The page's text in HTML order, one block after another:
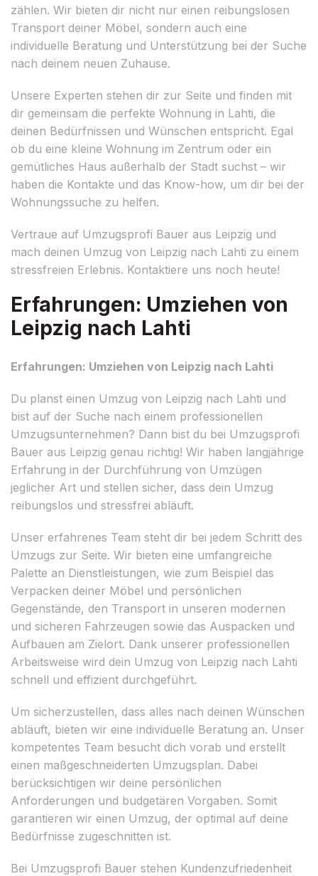
zählen. Wir bieten dir nicht nur einen reibungslosen
Transport deiner Möbel, sondern auch eine
individuelle Beratung und Unterstützung bei der Suche
nach deinem neuen Zuhause.
Unsere Experten stehen dir zur Seite und finden mit
dir gemeinsam die perfekte Wohnung in Lahti, die
deinen Bedürfnissen und Wünschen entspricht. Egal
ob du eine kleine Wohnung im Zentrum oder ein
gemütliches Haus außerhalb der Stadt suchst – wir
haben die Kontakte und das Know-how, um dir bei der
Wohnungssuche zu helfen.
Vertraue auf Umzugsprofi Bauer aus Leipzig und
mach deinen Umzug von Leipzig nach Lahti zu einem
stressfreien Erlebnis. Kontaktiere uns noch heute!
Erfahrungen: Umziehen von
Leipzig nach Lahti
Erfahrungen: Umziehen von Leipzig nach Lahti
Du planst einen Umzug von Leipzig nach Lahti und
bist auf der Suche nach einem professionellen
Umzugsunternehmen? Dann bist du bei Umzugsprofi
Bauer aus Leipzig genau richtig! Wir haben langjährige
Erfahrung in der Durchführung von Umzügen
jeglicher Art und stellen sicher, dass dein Umzug
reibungslos und stressfrei abläuft.
Unser erfahrenes Team steht dir bei jedem Schritt des
Umzugs zur Seite. Wir bieten eine umfangreiche
Palette an Dienstleistungen, wie zum Beispiel das
Verpacken deiner Möbel und persönlichen
Gegenstände, den Transport in unseren modernen
und sicheren Fahrzeugen sowie das Auspacken und
Aufbauen am Zielort. Dank unserer professionellen
Arbeitsweise wird dein Umzug von Leipzig nach Lahti
schnell und effizient durchgeführt.
Um sicherzustellen, dass alles nach deinen Wünschen
abläuft, bieten wir eine individuelle Beratung an. Unser
kompetentes Team besucht dich vorab und erstellt
einen maßgeschneiderten Umzugsplan. Dabei
berücksichtigen wir deine persönlichen
Anforderungen und budgetären Vorgaben. Somit
garantieren wir einen Umzug, der optimal auf deine
Bedürfnisse zugeschnitten ist.
Bei Umzugsprofi Bauer stehen Kundenzufriedenheit